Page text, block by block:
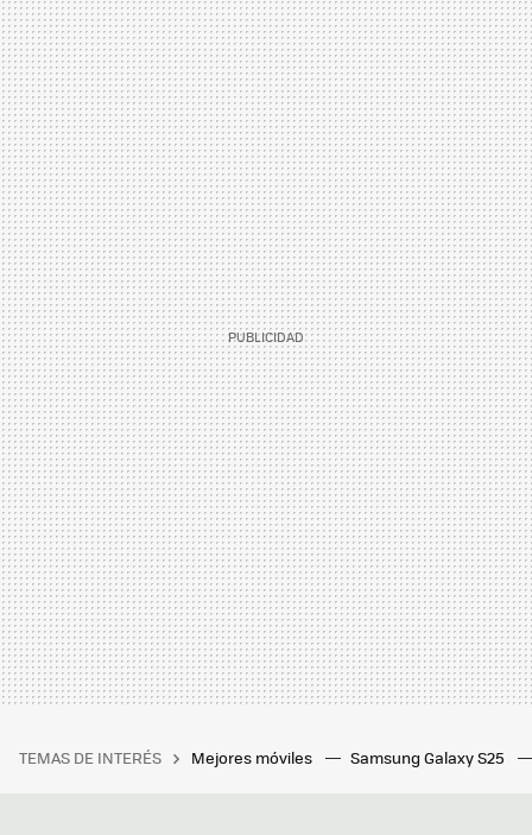
TEMAS DE INTERÉS Mejores móviles Samsung Galaxy S25